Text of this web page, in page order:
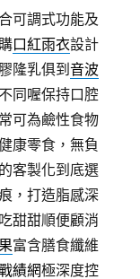
可調式功能及
口紅雨衣設計
隆乳俱到音波
同喔保持口腔
可為鹼性食物
康零食，無負
客製化到底選
，打造脂感深
甜甜順便顧消
富含膳食纖維
績網極深度控